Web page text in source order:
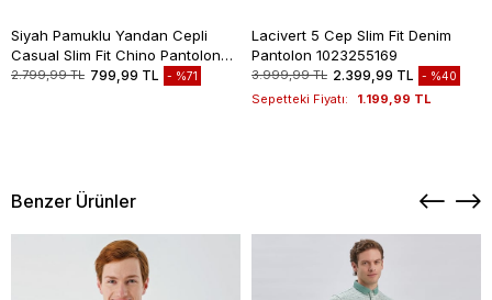
Siyah Pamuklu Yandan Cepli
Casual Slim Fit Chino Pantolon
1003235117
2.799,99 TL 799,99 TL %71
Lacivert 5 Cep Slim Fit Denim
Pantolon 1023255169
3.999,99 TL 2.399,99 TL %40
Sepetteki Fiyatı: 1.199,99 TL
Benzer Ürünler